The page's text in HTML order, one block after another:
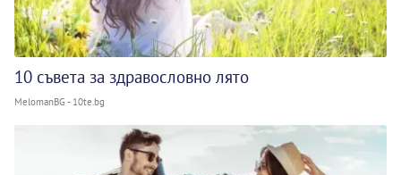
10 съвета за здравословно лято
MelomanBG - 10te.bg